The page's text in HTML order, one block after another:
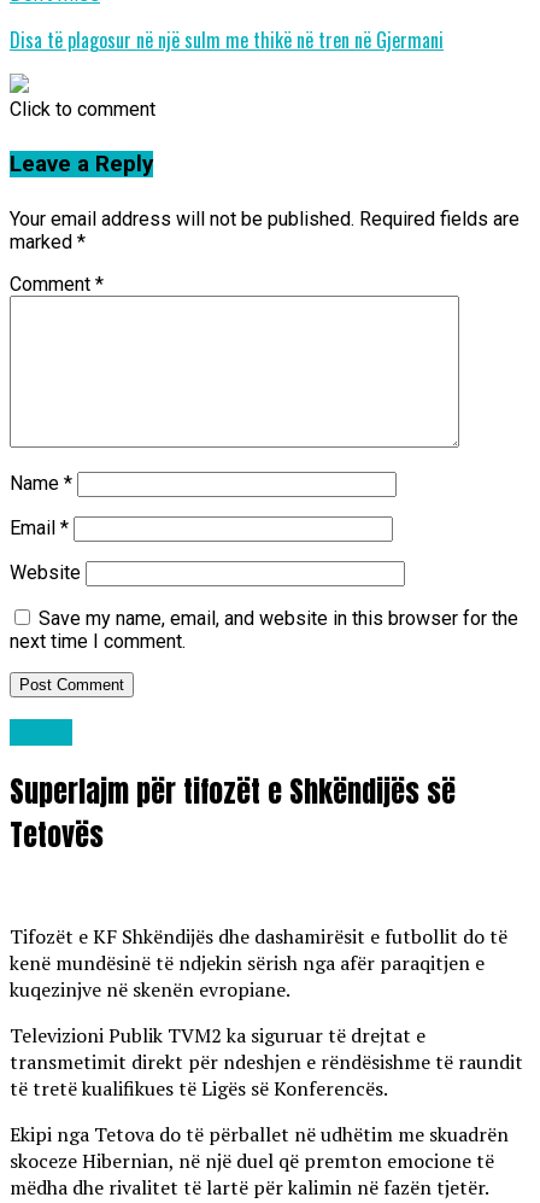
Disa të plagosur në një sulm me thikë në tren në Gjermani
Click to comment
Leave a Reply
Your email address will not be published. Required fields are
marked *
Comment *
Name *
Email *
Website
Save my name, email, and website in this browser for the
next time I comment.
Superlajm për tifozët e Shkëndijës së
Tetovës
Tifozët e KF Shkëndijës dhe dashamirësit e futbollit do të
kenë mundësinë të ndjekin sërish nga afër paraqitjen e
kuqezinjve në skenën evropiane.
Televizioni Publik TVM2 ka siguruar të drejtat e
transmetimit direkt për ndeshjen e rëndësishme të raundit
të tretë kualifikues të Ligës së Konferencës.
Ekipi nga Tetova do të përballet në udhëtim me skuadrën
skoceze Hibernian, në një duel që premton emocione të
mëdha dhe rivalitet të lartë për kalimin në fazën tjetër.